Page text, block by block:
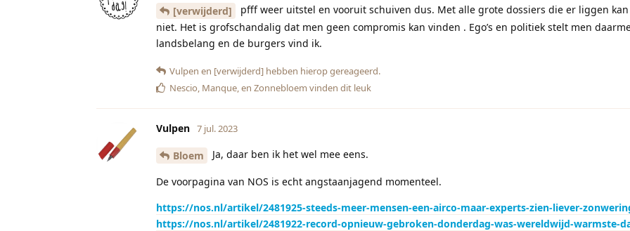
[verwijderd]
pfff weer uitstel en vooruit schuiven dus. Met alle grote dossiers die er liggen
niet. Het is grofschandalig dat men geen compromis kan vinden . Ego’s en politiek stelt men
landsbelang en de burgers vind ik.
Vulpen en [verwijderd] hebben hierop gereageerd.
Nescio, Manque, en Zonnebloem vinden dit leuk
Vulpen 7 jul. 2023
Bloem Ja, daar ben ik het wel mee eens.
De voorpagina van NOS is echt angstaanjagend momenteel.
https://nos.nl/artikel/2481925-steeds-meer-mensen-een-airco-maar-experts-zien-liever-
https://nos.nl/artikel/2481922-record-opnieuw-gebroken-donderdag-was-wereldwijd-warmste-